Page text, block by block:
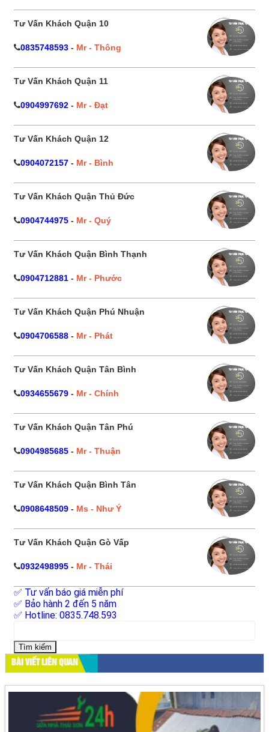
Tư Vấn Khách Quận 10
0835748593 - Mr - Thông
Tư Vấn Khách Quận 11
0904997692 - Mr - Đạt
Tư Vấn Khách Quận 12
0904072157 - Mr - Bình
Tư Vấn Khách Quận Thủ Đức
0904744975 - Mr - Quý
Tư Vấn Khách Quận Bình Thạnh
0904712881 - Mr - Phước
Tư Vấn Khách Quận Phú Nhuận
0904706588 - Mr - Phát
Tư Vấn Khách Quận Tân Bình
0934655679 - Mr - Chính
Tư Vấn Khách Quận Tân Phú
0904985685 - Mr - Thuận
Tư Vấn Khách Quận Bình Tân
0908648509 - Ms - Như Ý
Tư Vấn Khách Quận Gò Vấp
0932498995 - Mr - Thái
✅ Tư vấn báo giá miễn phí
✅ Bảo hành 2 đến 5 năm
✅ Hotline: 0835.748.593
cho:
BÀI VIẾT LIÊN QUAN